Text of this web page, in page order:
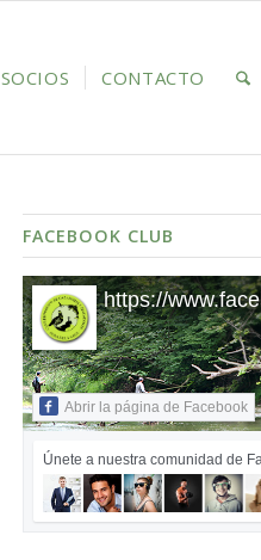
SOCIOS CONTACTO
FACEBOOK CLUB
https://
Abrir la página de Facebook
Únete a nuestra comunidad de